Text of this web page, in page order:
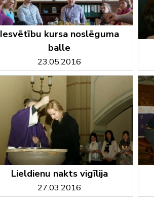
Iesvētību kursa noslēguma
balle
23.05.2016
Lieldienu nakts vigīlija
27.03.2016